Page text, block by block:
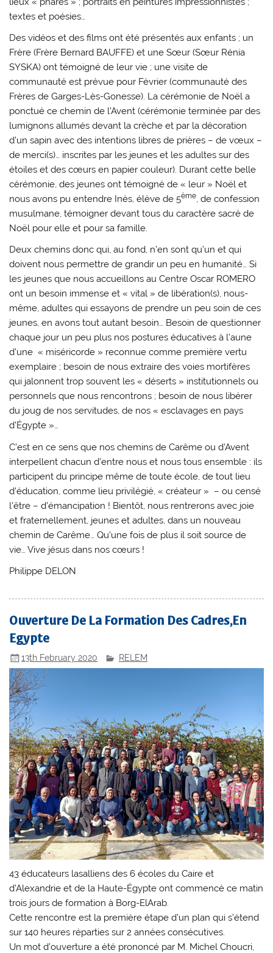
textes et poésies…
Des vidéos et des films ont été présentés aux enfants ; un
Frère (Frère Bernard BAUFFE) et une Sœur (Sœur Rénia
SYSKA) ont témoigné de leur vie ; une visite de
communauté est prévue pour Février (communauté des
Frères de Garges-Lès-Gonesse). La cérémonie de Noël a
ponctué ce chemin de l’Avent (cérémonie terminée par des
lumignons allumés devant la crèche et par la décoration
d’un sapin avec des intentions libres de prières – de vœux –
de merci(s)… inscrites par les jeunes et les adultes sur des
étoiles et des cœurs en papier couleur). Durant cette belle
cérémonie, des jeunes ont témoigné de « leur » Noël et
nous avons pu entendre Inès, élève de 5ème, de confession
musulmane, témoigner devant tous du caractère sacré de
Noël pour elle et pour sa famille.
Deux chemins donc qui, au fond, n’en sont qu’un et qui
doivent nous permettre de grandir un peu en humanité… Si
les jeunes que nous accueillons au Centre Oscar ROMERO
ont un besoin immense et « vital » de libération(s), nous-
même, adultes qui essayons de prendre un peu soin de ces
jeunes, en avons tout autant besoin… Besoin de questionner
chaque jour un peu plus nos postures éducatives à l’aune
d’une « miséricorde » reconnue comme première vertu
exemplaire ; besoin de nous extraire des voies mortifères
qui jalonnent trop souvent les « déserts » institutionnels ou
personnels que nous rencontrons ; besoin de nous libérer
du joug de nos servitudes, de nos « esclavages en pays
d’Égypte »…
C’est en ce sens que nos chemins de Carême ou d’Avent
interpellent chacun d’entre nous et nous tous ensemble : ils
participent du principe même de toute école, de tout lieu
d’éducation, comme lieu privilégié, « créateur » – ou censé
l’être – d’émancipation ! Bientôt, nous rentrerons avec joie
et fraternellement, jeunes et adultes, dans un nouveau
chemin de Carême… Qu’une fois de plus il soit source de
vie… Vive jésus dans nos cœurs !
Philippe DELON
Ouverture De La Formation Des Cadres,En
Egypte
13th February 2020 RELEM
43 éducateurs lasalliens des 6 écoles du Caire et
d’Alexandrie et de la Haute-Égypte ont commencé ce matin
trois jours de formation à Borg-ElArab.
Cette rencontre est la première étape d’un plan qui s’étend
sur 140 heures réparties sur 2 années consécutives.
Un mot d’ouverture a été prononcé par M. Michel Choucri,